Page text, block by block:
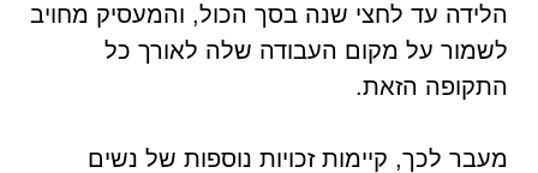
הלידה עד לחצי שנה בסך הכול, והמעסיק מחויב
לשמור על מקום העבודה שלה לאורך כל
התקופה הזאת.
מעבר לכך, קיימות זכויות נוספות של נשים